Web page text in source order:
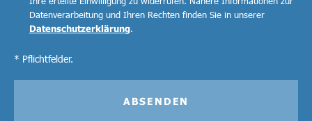
Datenverarbeitung und Ihren Rechten finden Sie in unserer
Datenschutzerklärung.
* Pflichtfelder.
ABSENDEN